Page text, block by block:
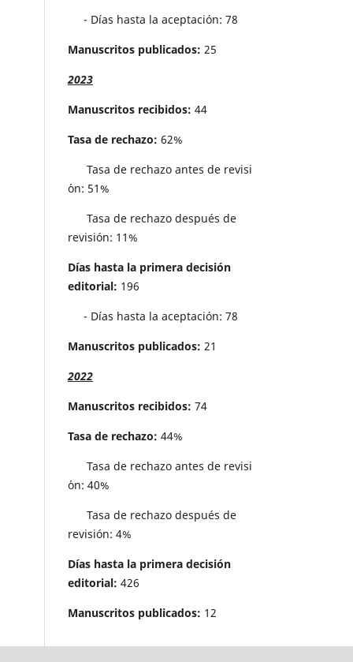
- Días hasta la aceptación: 78
Manuscritos publicados: 25
2023
Manuscritos recibidos: 44
Tasa de rechazo: 62%
Tasa de rechazo antes de revisi
´on: 51%
Tasa de rechazo después de
revisión: 11%
Días hasta la primera decisión
editorial: 196
- Días hasta la aceptación: 78
Manuscritos publicados: 21
2022
Manuscritos recibidos: 74
Tasa de rechazo: 44%
Tasa de rechazo antes de revisi
´on: 40%
Tasa de rechazo después de
revisión: 4%
Días hasta la primera decisión
editorial: 426
Manuscritos publicados: 12